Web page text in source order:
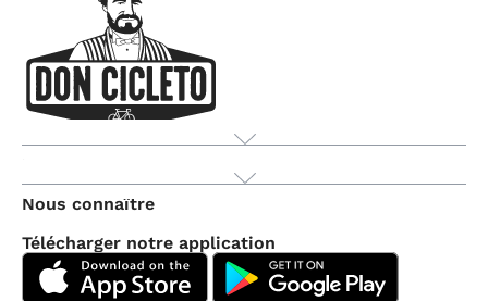
Nous connaître
Télécharger notre application